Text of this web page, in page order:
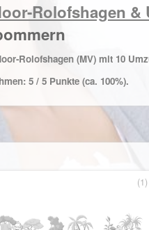
Rolofshagen &
Rolofshagen (MV) mit 10
5 / 5 Punkte (ca. 100%).
(1)